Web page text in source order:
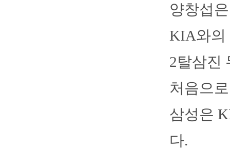
양창섭
KIA와의
2탈삼진
처음으
삼성은
다.